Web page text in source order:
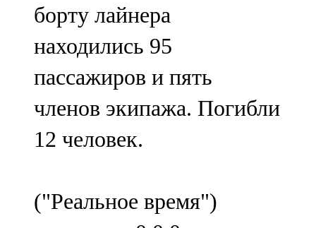
Яңа чишмә
107,0 FM
Яр Чаллы
105,5 FM
борту лайнера
находились 95
пассажиров и пять
членов экипажа. Погибли
12 человек.
("Реальное время")